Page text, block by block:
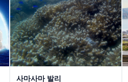
사마사마 발리